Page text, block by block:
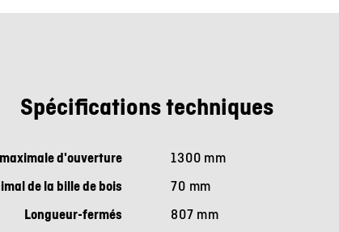
Spécifications techniques
d'ouverture
1300 mm
de la bille de bois
70 mm
Longueur-fermés
807 mm